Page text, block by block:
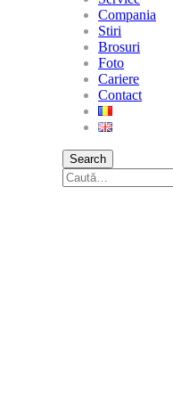
Compania
Stiri
Brosuri
Foto
Cariere
Contact
Search